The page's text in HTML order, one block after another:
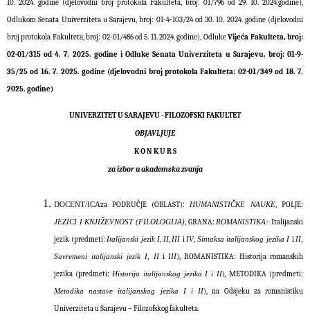
10. 2024. godine (djelovodni broj protokola Fakulteta, broj: 01/796 od 29. 10. 2024.godine),
Odlukom Senata Univerziteta u Sarajevu, broj: 01-4-103/24 od 30. 10. 2024. godine (djelovodni
broj protokola Fakulteta, broj: 02-01/486 od 5. 11. 2024. godine), OdlukeVijeća Fakulteta, broj:
02-01/315 od 4. 7. 2025. godine i Odluke Senata Univerziteta u Sarajevu, broj: 01-9-
35/25 od 16. 7. 2025. godine (djelovodni broj protokola Fakulteta: 02-01/349 od 18. 7.
2025. godine)
UNIVERZITET U SARAJEVU - FILOZOFSKI FAKULTET
OBJAVLJUJE
K O N K U R S
za izbor u akademska zvanja
DOCENT/ICAza PODRUČJE (OBLAST): HUMANISTIČKE NAUKE, POLJE:
JEZICI I KNJIŽEVNOST (FILOLOGIJA), GRANA:ROMANISTIKA:Italijanski
jezik (predmeti: Italijanski jezik I, II, III i IV, Sintaksa italijanskog jezika I i II,
Suvremeni italijanski jezik I, IIiIII), ROMANISTIKA: Historija romanskih
jezika (predmeti: Historija italijanskog jezika I i II), METODIKA (predmeti:
Metodika nastave italijanskog jezika I i II), na Odsjeku za romanistiku
Univerziteta u Sarajevu – Filozofskog fakulteta.